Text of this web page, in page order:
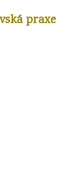
praxe